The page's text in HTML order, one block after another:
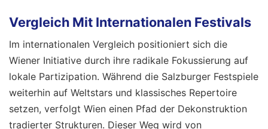
Vergleich Mit Internationalen Festivals
Im internationalen Vergleich positioniert sich die
Wiener Initiative durch ihre radikale Fokussierung auf
lokale Partizipation. Während die Salzburger Festspiele
weiterhin auf Weltstars und klassisches Repertoire
setzen, verfolgt Wien einen Pfad der Dekonstruktion
tradierter Strukturen. Dieser Weg wird von